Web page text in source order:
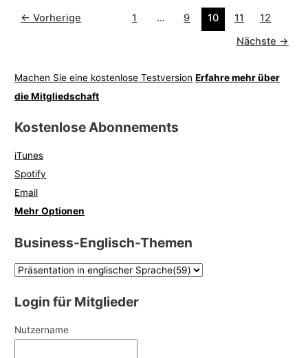
← Vorherige 1 … 9 10 11
12
Nächste →
Machen Sie eine kostenlose Testversion Erfahre mehr über
die Mitgliedschaft
Kostenlose Abonnements
iTunes
Spotify
Email
Mehr Optionen
Business-Englisch-Themen
Login für Mitglieder
Nutzername